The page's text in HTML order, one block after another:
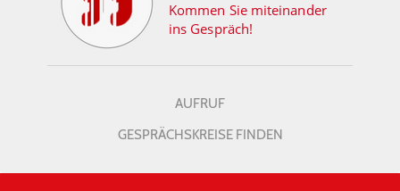
Kommen Sie miteinander
ins Gespräch!
AUFRUF
GESPRÄCHSKREISE FINDEN